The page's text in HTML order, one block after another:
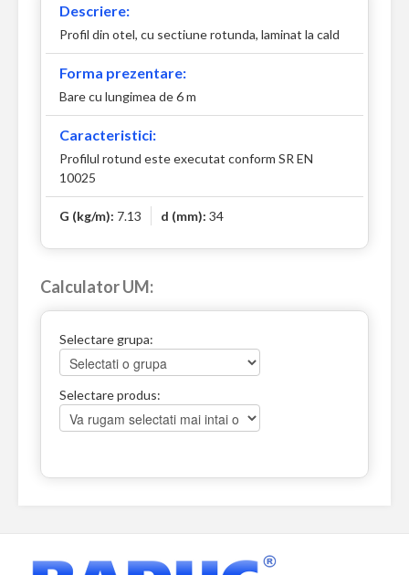
Descriere:
Profil din otel, cu sectiune rotunda, laminat la cald
Forma prezentare:
Bare cu lungimea de 6 m
Caracteristici:
Profilul rotund este executat conform SR EN
10025
G (kg/m): 7.13 d (mm): 34
Calculator UM:
Selectare grupa:
Selectare produs: